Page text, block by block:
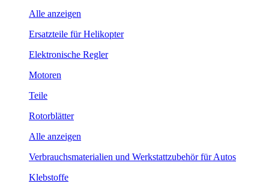
Alle anzeigen
Ersatzteile für Helikopter
Elektronische Regler
Motoren
Teile
Rotorblätter
Alle anzeigen
Verbrauchsmaterialien und Werkstattzubehör für Autos
Klebstoffe